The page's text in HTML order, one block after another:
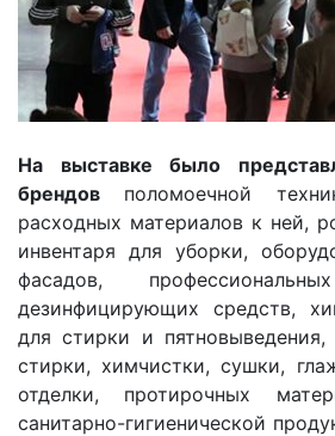
На выставке было
брендов поломоечной
расходных материалов к ней,
инвентаря для уборки,
фасадов,
дезинфицирующих средств,
для стирки и пятновыведения,
стирки, химчистки, сушки,
отделки, протирочных
санитарно-гигиенической